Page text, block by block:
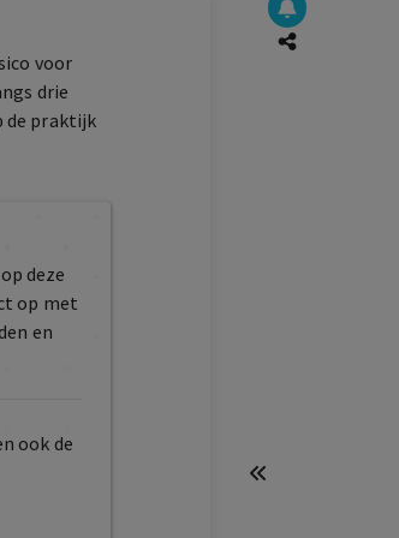
voor
drie
de praktijk
deze
op met
en
ook de